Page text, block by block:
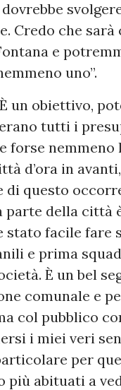
Credo che
e
uno”.
È un obiettivo,
tutti i
forse
d’ora in
questo
parte della città
facile fare
e prima
È un bel
comunale e
col pubblico
i miei veri
per
più abituati a